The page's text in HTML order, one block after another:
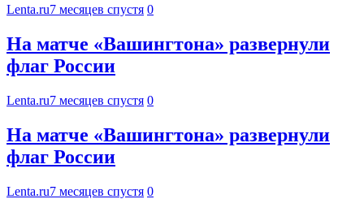
Lenta.ru7 месяцев спустя 0
На матче «Вашингтона» развернули
флаг России
Lenta.ru7 месяцев спустя 0
На матче «Вашингтона» развернули
флаг России
Lenta.ru7 месяцев спустя 0